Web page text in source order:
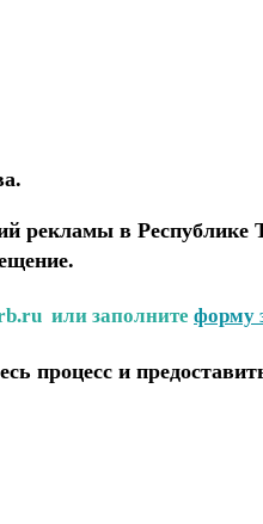
рекламы в
или заполните форму
процесс и